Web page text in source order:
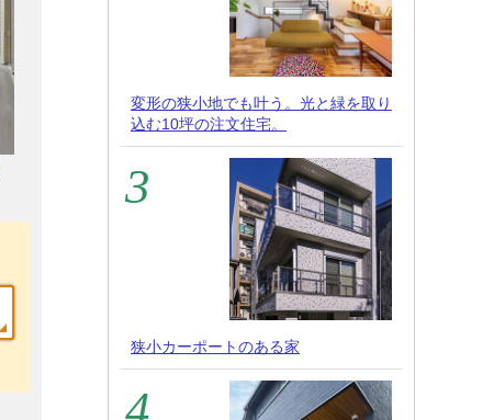
変形の狭小地でも叶う。光と緑を取り
込む10坪の注文住宅。
狭小カーポートのある家